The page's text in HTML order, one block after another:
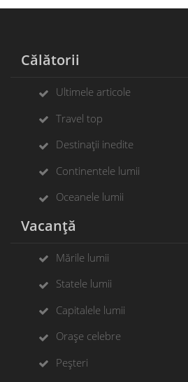
Călătorii
Ultimele articole
Travel top
Destinații inedite
Continentele lumii
Oceanele lumii
Vacanță
Mările lumii
Statele lumii
Capitalele lumii
Orașe celebre
Peșteri